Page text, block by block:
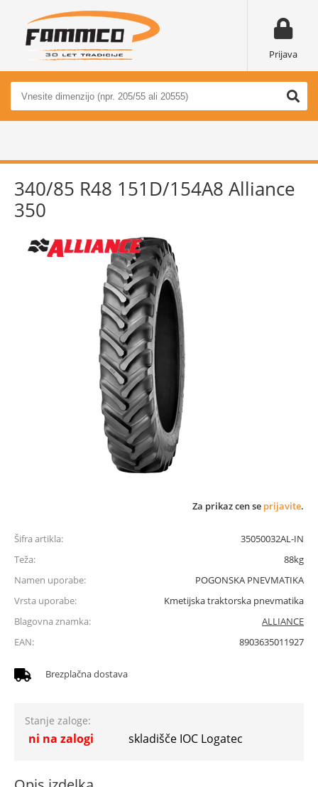
Prijava
340/85 R48 151D/154A8 Alliance
350
Za prikaz cen se prijavite.
Šifra artikla:
35050032AL-IN
Teža:
88kg
Namen uporabe:
POGONSKA PNEVMATIKA
Vrsta uporabe:
Kmetijska traktorska pnevmatika
Blagovna znamka:
ALLIANCE
EAN:
8903635011927
Brezplačna dostava
Stanje zaloge:
ni na zalogi skladišče IOC Logatec